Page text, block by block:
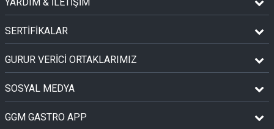
SERTİFİKALAR
GURUR VERİCİ ORTAKLARIMIZ
SOSYAL MEDYA
GGM GASTRO APP